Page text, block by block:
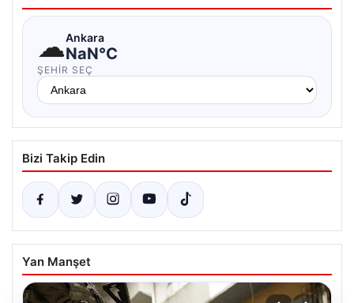
☁Ankara
NaN°C
ŞEHIR SEÇ
Bizi Takip Edin
Yan Manşet